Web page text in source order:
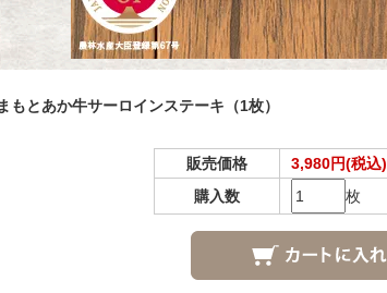
もとあか牛サーロインステーキ（1枚）
販売価格
3,980円(税込)
購入数
枚